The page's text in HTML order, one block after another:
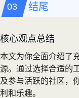
结尾
核心观点总结
本文为你全面介绍了
源。通过选择合适的
及参与活跃的社区，
利和乐趣。